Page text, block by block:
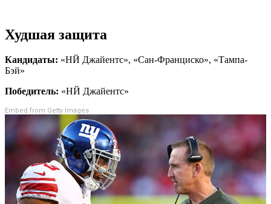
Худшая защита
Кандидаты: «НЙ Джайентс», «Сан-Франциско», «Тампа-
Бэй»
Победитель: «НЙ Джайентс»
Embed from Getty Images